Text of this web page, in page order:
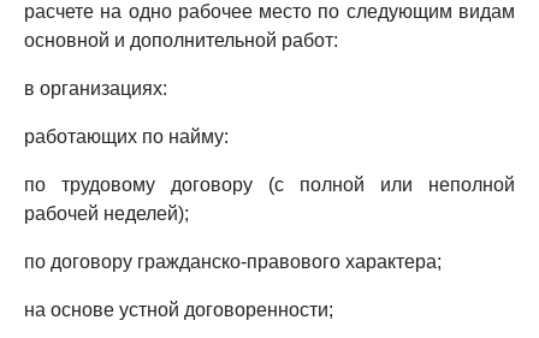
расчете на одно рабочее место по следующим видам
основной и дополнительной работ:
в организациях:
работающих по найму:
по трудовому договору (с полной или неполной
рабочей неделей);
по договору гражданско-правового характера;
на основе устной договоренности;